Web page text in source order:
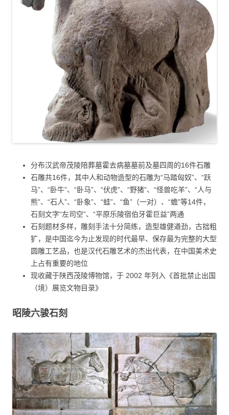
分布汉武帝茂陵陪葬墓霍去病墓墓前及墓四周的16件石雕
石雕共16件，其中人和动物造型的石雕为“马踏匈奴”、“跃
马”、“卧牛”、“卧马”、“伏虎”、“野猪”、“怪兽吃羊”、“人与
熊”、“石人”、“卧象”、“蛙”、“鱼”（一对）、“蟾”等14件，
石刻文字“左司空”、“平原乐陵宿伯牙霍巨益”两通
石刻题材多样，雕刻手法十分简练，造型雄健遒劲，古拙粗
犷，是中国迄今为止发现的时代最早、保存最为完整的大型
圆雕工艺品，也是汉代石雕艺术的杰出代表，在中国美术史
上占有重要的地位
现收藏于陕西茂陵博物馆，于 2002 年列入《首批禁止出国
（境）展览文物目录》
昭陵六骏石刻